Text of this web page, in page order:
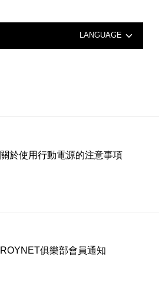
LANGUAGE
中文（簡体字）
한국어
關於使用行動電源的注意事項
ROYNET俱樂部會員通知